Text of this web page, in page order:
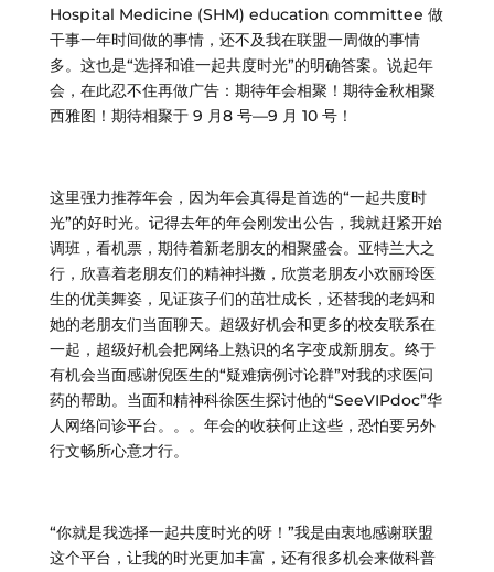
Hospital Medicine (SHM) education committee 做
干事一年时间做的事情，还不及我在联盟一周做的事情
多。这也是“选择和谁一起共度时光”的明确答案。说起年
会，在此忍不住再做广告：期待年会相聚！期待金秋相聚
西雅图！期待相聚于 9 月8 号—9 月 10 号！
这里强力推荐年会，因为年会真得是首选的“一起共度时
光”的好时光。记得去年的年会刚发出公告，我就赶紧开始
调班，看机票，期待着新老朋友的相聚盛会。亚特兰大之
行，欣喜着老朋友们的精神抖擞，欣赏老朋友小欢丽玲医
生的优美舞姿，见证孩子们的茁壮成长，还替我的老妈和
她的老朋友们当面聊天。超级好机会和更多的校友联系在
一起，超级好机会把网络上熟识的名字变成新朋友。终于
有机会当面感谢倪医生的“疑难病例讨论群”对我的求医问
药的帮助。当面和精神科徐医生探讨他的“SeeVIPdoc”华
人网络问诊平台。。。年会的收获何止这些，恐怕要另外
行文畅所心意才行。
“你就是我选择一起共度时光的呀！”我是由衷地感谢联盟
这个平台，让我的时光更加丰富，还有很多机会来做科普